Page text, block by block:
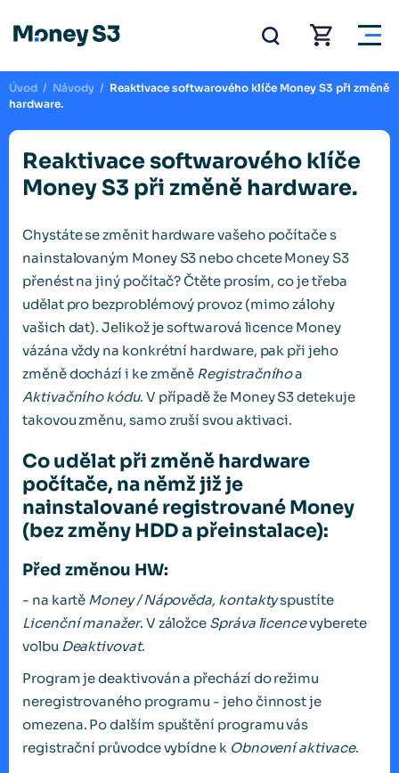
Úvod / Návody / Reaktivace softwarového klíče Money S3 při změně
hardware.
Reaktivace softwarového klíče
Money S3 při změně hardware.
Chystáte se změnit hardware vašeho počítače s
nainstalovaným Money S3 nebo chcete Money S3
přenést na jiný počítač? Čtěte prosím, co je třeba
udělat pro bezproblémový provoz (mimo zálohy
vašich dat). Jelikož je softwarová licence Money
vázána vždy na konkrétní hardware, pak při jeho
změně dochází i ke změně Registračníhoa
Aktivačního kódu. V případě že Money S3 detekuje
takovou změnu, samo zruší svou aktivaci.
Co udělat při změně hardware
počítače, na němž již je
nainstalované registrované Money
(bez změny HDD a přeinstalace):
Před změnou HW:
- na kartě Money / Nápověda, kontaktyspustíte
Licenční manažer. V záložce Správa licencevyberete
volbu Deaktivovat.
Program je deaktivován a přechází do režimu
neregistrovaného programu - jeho činnost je
omezena. Po dalším spuštění programu vás
registrační průvodce vybídne k Obnovení aktivace.